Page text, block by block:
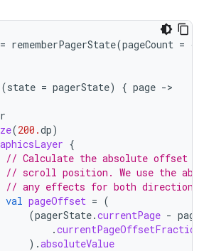
= rememberPagerState(pageCount = {
(state = pagerState) { page -
(200.dp)
{
// Calculate the absolute offset
// scroll position. We use the
// any effects for both directions
val pageOffset = (
(pagerState.currentPage - page
.currentPageOffsetFraction
).absoluteValue